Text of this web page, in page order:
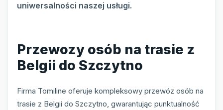
uniwersalności naszej usługi.
Przewozy osób na trasie z
Belgii do Szczytno
Firma Tomiline oferuje kompleksowy przewóz osób na
trasie z Belgii do Szczytno, gwarantując punktualność